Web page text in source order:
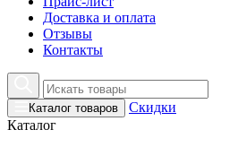
Доставка и оплата
Отзывы
Контакты
Каталог товаров
Скидки
Каталог